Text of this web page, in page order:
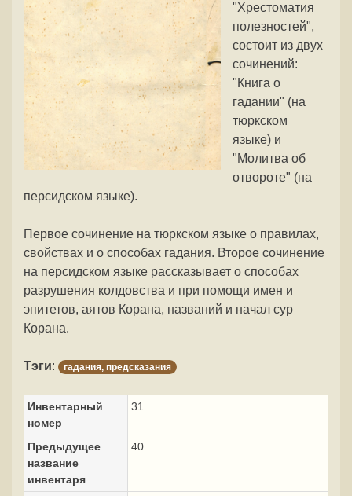
"Хрестоматия
полезностей",
состоит из двух
сочинений:
"Книга о
гадании" (на
тюркском
языке) и
"Молитва об
отвороте" (на
персидском языке).
Первое сочинение на тюркском языке о правилах,
свойствах и о способах гадания. Второе сочинение
на персидском языке рассказывает о способах
разрушения колдовства и при помощи имен и
эпитетов, аятов Корана, названий и начал сур
Корана.
Тэги: гадания, предсказания
Инвентарный
номер
31
Предыдущее
название
инвентаря
40